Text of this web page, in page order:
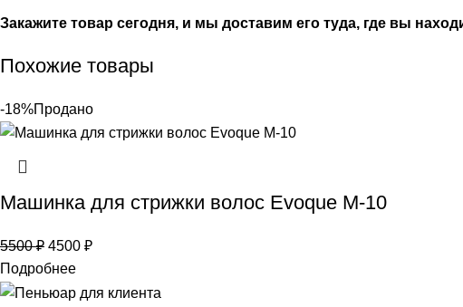
Закажите товар сегодня, и мы доставим его туда, где вы
Похожие товары
-18%Продано
Машинка для стрижки волос Evoque M-10
5500₽ 4500 ₽
Подробнее